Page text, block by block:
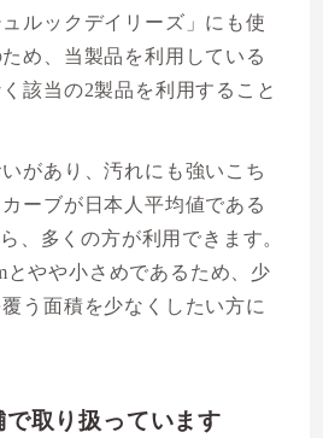
ルックデイリーズ」にも使
め、当製品を利用している
該当の2製品を利用すること
があり、汚れにも強いこち
ーブが日本人平均値である
、多くの方が利用できます。
とやや小さめであるため、少
う面積を少なくしたい方に
取り扱っています